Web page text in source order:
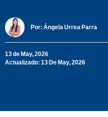
Por: Ángela Urrea Parra
13 de May, 2026
Actualizado: 13 De May, 2026